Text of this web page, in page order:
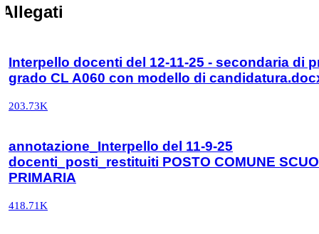
Allegati
Interpello docenti del 12-11-25 - secondaria di
grado CL A060 con modello di
203.73K
annotazione_Interpello del 11-9-25
docenti_posti_restituiti POSTO COMUNE
PRIMARIA
418.71K